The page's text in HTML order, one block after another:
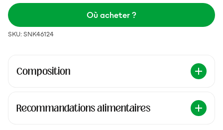
Où acheter ?
SKU: SNK46124
Composition
Recommandations alimentaires